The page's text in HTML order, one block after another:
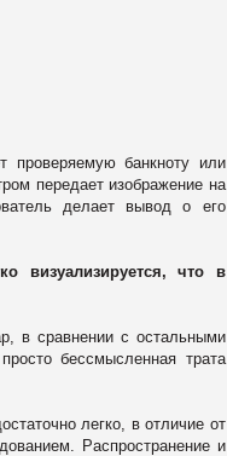
проверяемую банкноту или
передает изображение на
делает вывод о его
визуализируется, что в
в сравнении с остальными
бессмысленная трата
легко, в отличие от
Распространение и